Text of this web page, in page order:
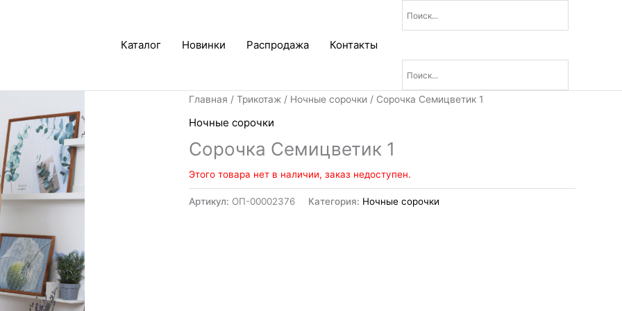
Каталог Новинки Распродажа Контакты
Главная /Трикотаж / Ночные сорочки / Сорочка Семицветик 1
Ночные сорочки
Сорочка Семицветик 1
Этого товара нет в наличии, заказ недоступен.
Артикул: ОП-00002376 Категория: Ночные сорочки